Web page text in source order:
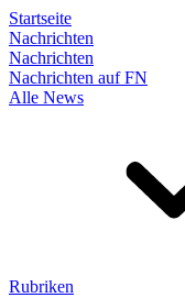
Startseite
Nachrichten
Nachrichten
Nachrichten auf FN
Alle News
Rubriken